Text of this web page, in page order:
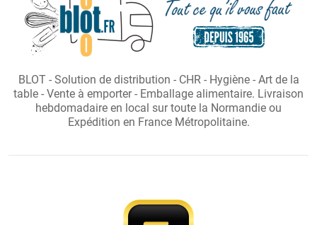
BLOT - Solution de distribution - CHR - Hygiène - Art de la
table - Vente à emporter - Emballage alimentaire. Livraison
hebdomadaire en local sur toute la Normandie ou
Expédition en France Métropolitaine.